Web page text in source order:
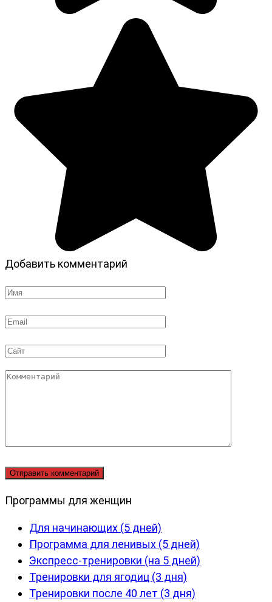
Добавить комментарий
Имя
Email
Сайт
Комментарий
Программы для женщин
Для начинающих (5 дней)
Программа для ленивых (5 дней)
Экспресс-тренировки (на 5 дней)
Тренировки для ягодиц (3 дня)
Тренировки после 40 лет (3 дня)